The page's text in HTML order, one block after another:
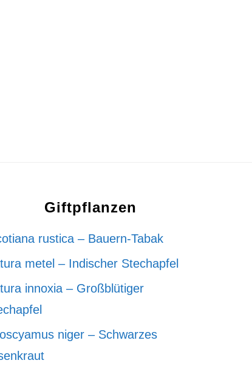
Giftpflanzen
rustica – Bauern-Tabak
metel – Indischer Stechapfel
innoxia – Großblütiger
niger – Schwarzes